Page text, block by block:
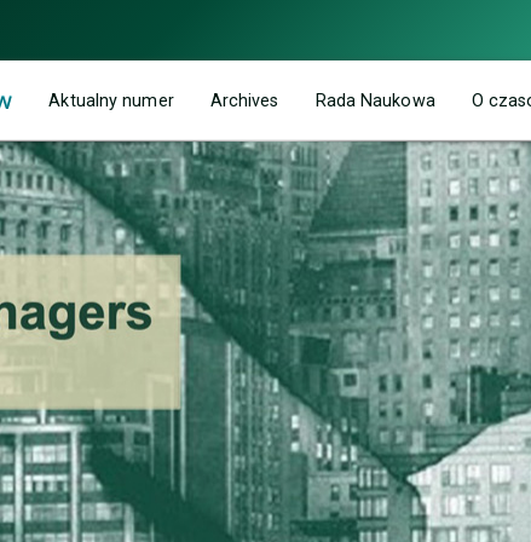
Aktualny numer Archives Rada Naukowa O
zarządzania i szeroko rozumianym rozwojem
specjalistów HR, działających w obszarze praktyki
jest z perspektywy wielu dyscyplin – nauk o
prezentacja najnowszego dorobku naukowego w obszarze